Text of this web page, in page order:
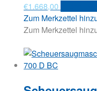
€1.668,00
Zum Merkzettel
Zum Merkzettel